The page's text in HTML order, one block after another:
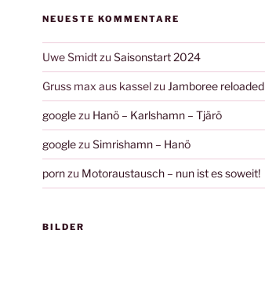
NEUESTE KOMMENTARE
Uwe Smidtzu Saisonstart 2024
Gruss max aus kasselzu Jamboree reloaded
googlezu Hanö – Karlshamn – Tjärö
googlezu Simrishamn – Hanö
pornzu Motoraustausch – nun ist es soweit!
BILDER